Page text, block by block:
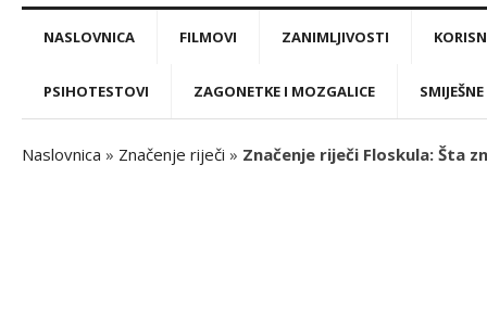
NASLOVNICA FILMOVI ZANIMLJIVOSTI
PSIHOTESTOVI ZAGONETKE I MOZGALICE
Naslovnica » Značenje riječi » Značenje riječi Floskula: Šta